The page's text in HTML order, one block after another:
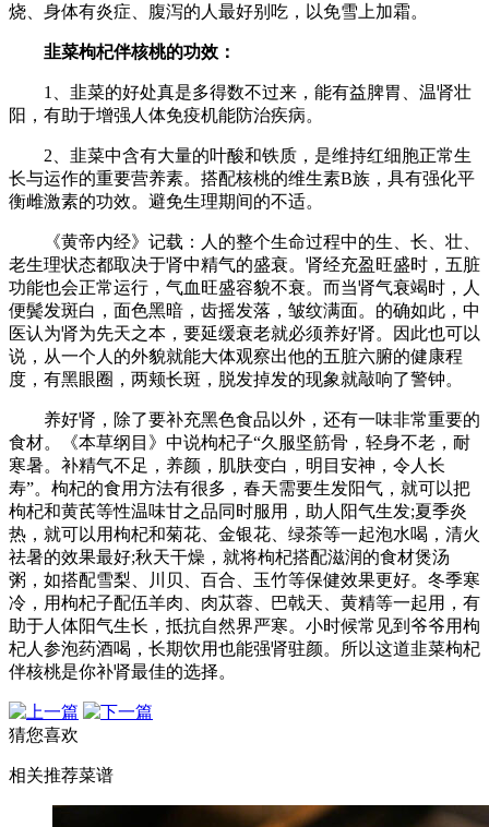
烧、身体有炎症、腹泻的人最好别吃，以免雪上加霜。
韭菜枸杞伴核桃的功效：
1、韭菜的好处真是多得数不过来，能有益脾胃、温肾壮
阳，有助于增强人体免疫机能防治疾病。
2、韭菜中含有大量的叶酸和铁质，是维持红细胞正常生
长与运作的重要营养素。搭配核桃的维生素B族，具有强化平
衡雌激素的功效。避免生理期间的不适。
《黄帝内经》记载：人的整个生命过程中的生、长、壮、
老生理状态都取决于肾中精气的盛衰。肾经充盈旺盛时，五脏
功能也会正常运行，气血旺盛容貌不衰。而当肾气衰竭时，人
便鬓发斑白，面色黑暗，齿摇发落，皱纹满面。的确如此，中
医认为肾为先天之本，要延缓衰老就必须养好肾。因此也可以
说，从一个人的外貌就能大体观察出他的五脏六腑的健康程
度，有黑眼圈，两颊长斑，脱发掉发的现象就敲响了警钟。
养好肾，除了要补充黑色食品以外，还有一味非常重要的
食材。《本草纲目》中说枸杞子“久服坚筋骨，轻身不老，耐
寒暑。补精气不足，养颜，肌肤变白，明目安神，令人长
寿”。枸杞的食用方法有很多，春天需要生发阳气，就可以把
枸杞和黄芪等性温味甘之品同时服用，助人阳气生发;夏季炎
热，就可以用枸杞和菊花、金银花、绿茶等一起泡水喝，清火
祛暑的效果最好;秋天干燥，就将枸杞搭配滋润的食材煲汤
粥，如搭配雪梨、川贝、百合、玉竹等保健效果更好。冬季寒
冷，用枸杞子配伍羊肉、肉苁蓉、巴戟天、黄精等一起用，有
助于人体阳气生长，抵抗自然界严寒。小时候常见到爷爷用枸
杞人参泡药酒喝，长期饮用也能强肾驻颜。所以这道韭菜枸杞
伴核桃是你补肾最佳的选择。
猜您喜欢
相关推荐菜谱